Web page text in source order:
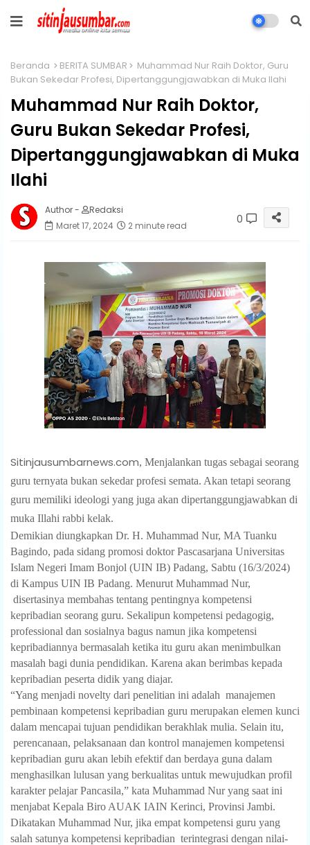
Beranda BERITA SUMBAR
Muhammad Nur Raih Doktor, Guru
Bukan Sekedar Profesi, Dipertanggungjawabkan di Muka Ilahi
Muhammad Nur Raih Doktor,
Guru Bukan Sekedar Profesi,
Dipertanggungjawabkan di Muka
Ilahi
Author -
Redaksi
Maret 17, 2024
2 minute read 0
Sitinjausumbarnews.com, Menjalankan tugas sebagai seorang
guru ternyata bukan sekedar profesi semata. Akan tetapi seorang
guru memiliki ideologi yang juga akan dipertanggungjawabkan di
muka Illahi rabbi kelak.
Demikian diungkapkan Dr. H. Muhammad Nur, MA Tuanku
Bagindo, pada sidang promosi doktor Pascasarjana Universitas
Islam Negeri Imam Bonjol (UIN IB) Padang, Sabtu (16/3/2024)
di Kampus UIN IB Padang. Menurut Muhammad Nur,
disertasinya membahas tentang pentingnya kompetensi
kepribadian seorang guru. Sekalipun kompetensi pedagogig,
professional dan sosialnya bagus namun jika kompetensi
kepribadiannya bermasalah ketika itu guru akan menimbulkan
masalah bagi dunia pendidikan. Karena akan berimbas kepada
kepribadian peserta didik yang diajar.
“Yang menjadi novelty dari penelitian ini adalah manajemen
pembinaan kompetensi kepribadian guru merupakan elemen kunci
dalam mencapai tujuan pendidikan berakhlak mulia. Selain itu,
perencanaan, pelaksanaan dan kontrol manajemen kompetensi
kepribadian guru akan lebih efektif dan berdaya guna dalam
menghasilkan lulusan yang berkualitas untuk mewujudkan profil
karakter pelajar Pancasila,” kata Muhammad Nur yang saat ini
menjabat Kepala Biro AUAK IAIN Kerinci, Provinsi Jambi.
Dikatakan Muhammad Nur, jika empat kompetensi guru yang
salah satunya kompetensi kepribadian terintegrasi dengan nilai-